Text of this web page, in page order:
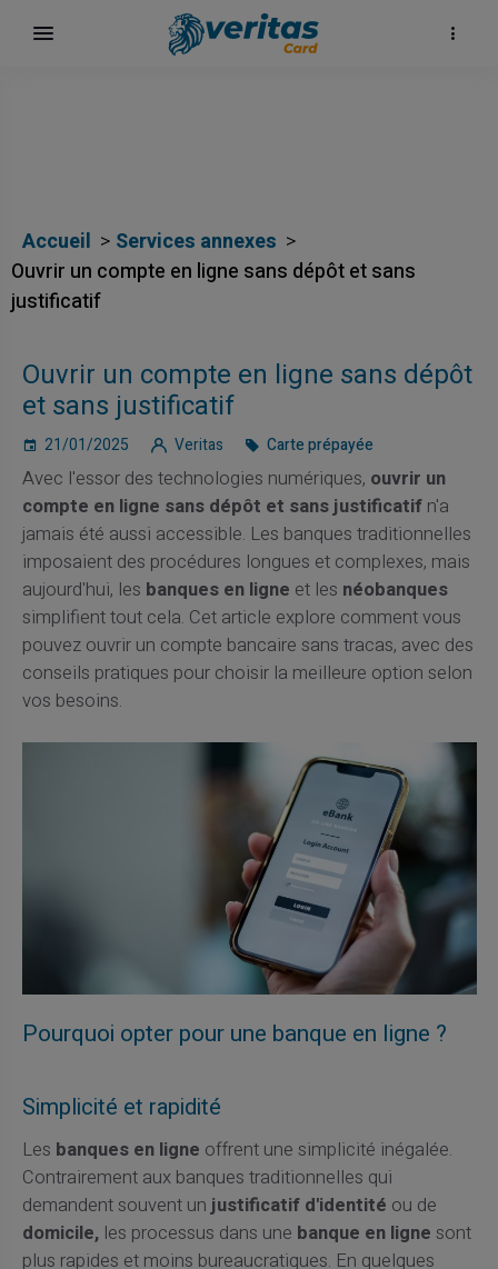
Accueil
Services annexes
Ouvrir un compte en ligne sans dépôt et sans
justificatif
Ouvrir un compte en ligne sans dépôt
et sans justificatif
21/01/2025 Veritas Carte prépayée
Avec l'essor des technologies numériques, ouvrir un
compte en ligne sans dépôt et sans justificatifn'a
jamais été aussi accessible. Les banques traditionnelles
imposaient des procédures longues et complexes, mais
aujourd'hui, les banques en ligne et les néobanques
simplifient tout cela. Cet article explore comment vous
pouvez ouvrir un compte bancaire sans tracas, avec des
conseils pratiques pour choisir la meilleure option selon
vos besoins.
Pourquoi opter pour une banque en ligne ?
Simplicité et rapidité
Les banques en ligne offrent une simplicité inégalée.
Contrairement aux banques traditionnelles qui
demandent souvent un justificatif d'identité ou de
domicile,les processus dans une banque en ligne sont
plus rapides et moins bureaucratiques. En quelques